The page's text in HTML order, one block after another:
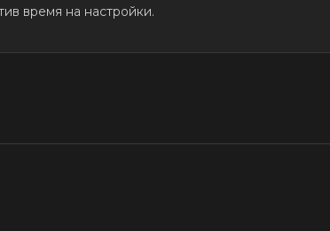
время на настройки.